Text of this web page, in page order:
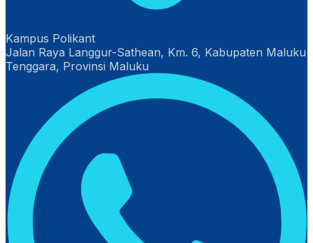
Kampus Polikant
Jalan Raya Langgur-Sathean, Km. 6, Kabupaten Maluku
Tenggara, Provinsi Maluku